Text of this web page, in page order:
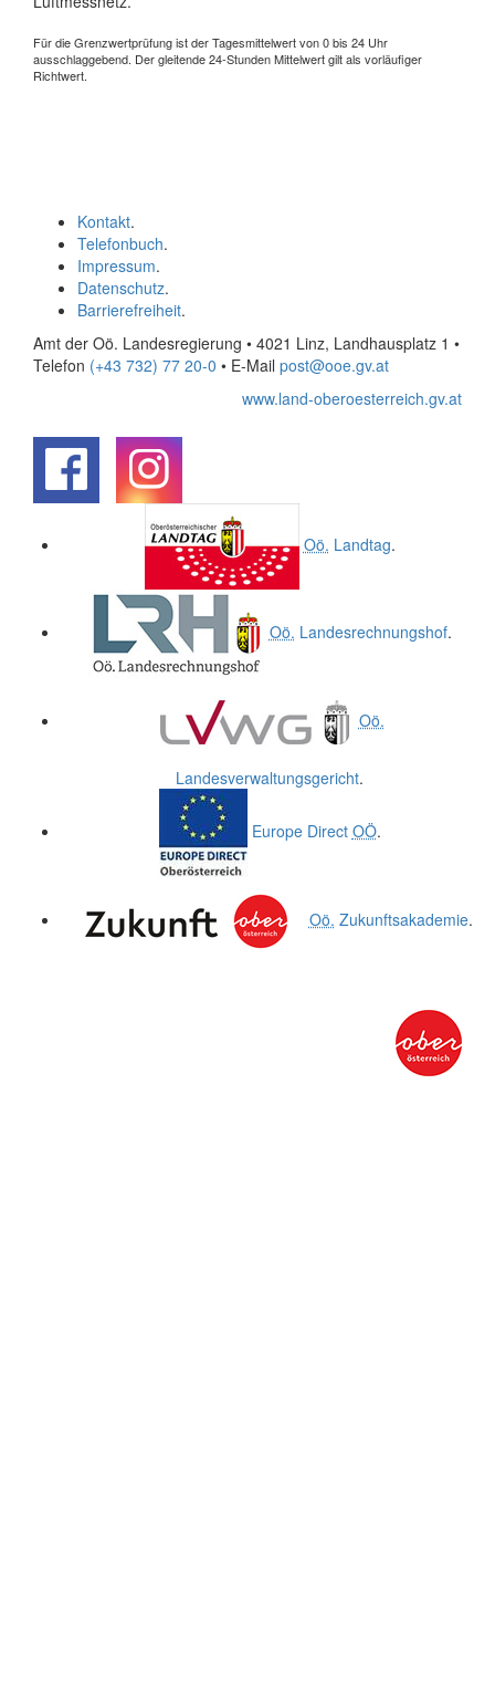
Für die Grenzwertprüfung ist der Tagesmittelwert von 0 bis 24 Uhr
ausschlaggebend. Der gleitende 24-Stunden Mittelwert gilt als vorläufiger
Richtwert.
Kontakt.
Telefonbuch.
Impressum.
Datenschutz.
Barrierefreiheit.
Amt der Oö. Landesregierung • 4021 Linz, Landhausplatz 1 •
Telefon (+43 732) 77 20-0 • E-Mail post@ooe.gv.at
www.land-oberoesterreich.gv.at
Oö. Landtag.
Oö. Landesrechnungshof.
Oö.
Landesverwaltungsgericht.
Europe Direct OÖ.
Oö. Zukunftsakademie.